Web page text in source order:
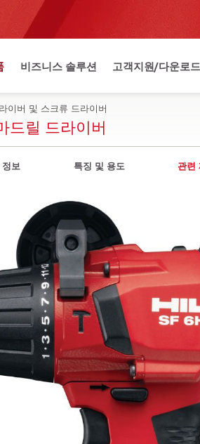
비즈니스 솔루션 고객지원/다운로드
이버 및 스크류 드라이버
드릴 드라이버
보 특징 및 용도 관련